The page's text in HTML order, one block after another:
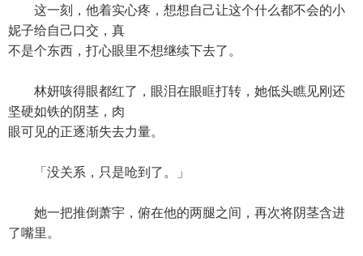
这一刻，他着实心疼，想想自己让这个什么都不会的小
妮子给自己口交，真
不是个东西，打心眼里不想继续下去了。
林妍咳得眼都红了，眼泪在眼眶打转，她低头瞧见刚还
坚硬如铁的阴茎，肉
眼可见的正逐渐失去力量。
「没关系，只是呛到了。」
她一把推倒萧宇，俯在他的两腿之间，再次将阴茎含进
了嘴里。